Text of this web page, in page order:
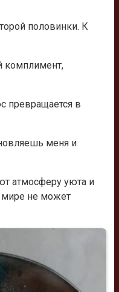
половинки. К
комплимент,
превращается в
меня и
атмосферу уюта и
мире не может